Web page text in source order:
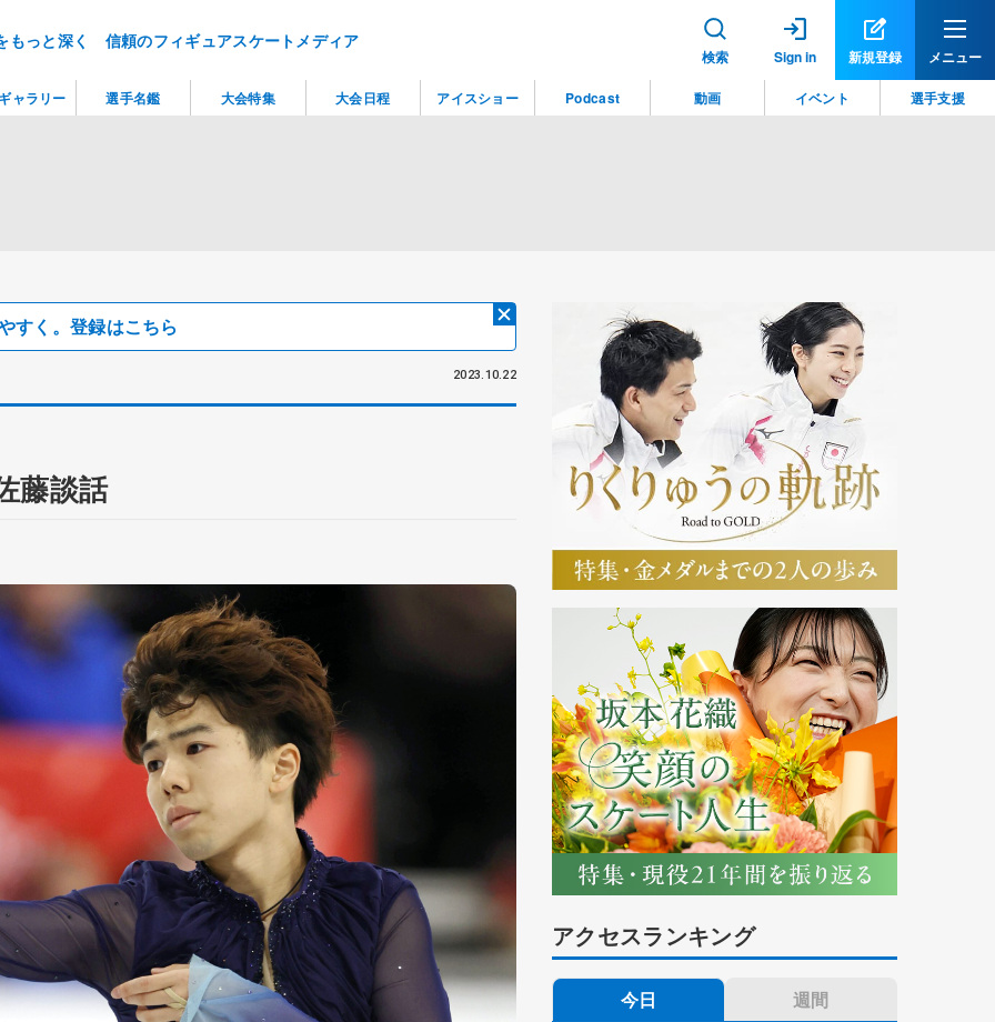
もっと深く 信頼のフィギュアスケートメディア
検索 Sign in 新規登録 メニュー
すく。登録はこちら
2023.10.22
藤談話
アクセスランキング
今日 週間
ャラリー 選手名鑑 大会特集 大会日程 アイスショー Podcast 動画 イベント 選手支援